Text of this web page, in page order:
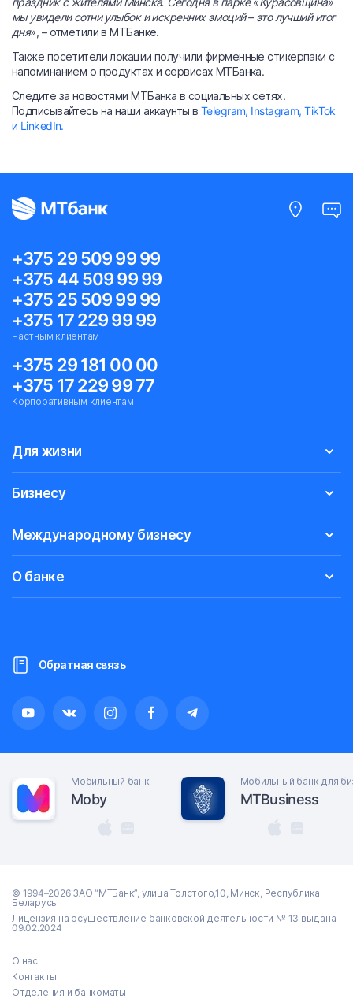
мы увидели сотни улыбок и искренних эмоций – это лучший итог
дня», – отметили в МТБанке.
Также посетители локации получили фирменные стикерпаки с
напоминанием о продуктах и сервисах МТБанка.
Следите за новостями МТБанка в социальных сетях.
Подписывайтесь на наши аккаунты в Telegram, Instagram,TikTok
и LinkedIn.
+375 29 509 99 99
+375 44 509 99 99
+375 25 509 99 99
+375 17 229 99 99
Частным клиентам
+375 29 181 00 00
+375 17 229 99 77
Корпоративным клиентам
Для жизни
Бизнесу
Международному бизнесу
О банке
Обратная связь
Мобильный банк
Moby
Мобильный банк для
MTBusiness
© 1994–2026 ЗАО “МТБанк”, улица Толстого,10, Минск, Республика
Беларусь
Лицензия на осуществление банковской деятельности № 13 выдана
09.02.2024
О нас
Контакты
Отделения и банкоматы